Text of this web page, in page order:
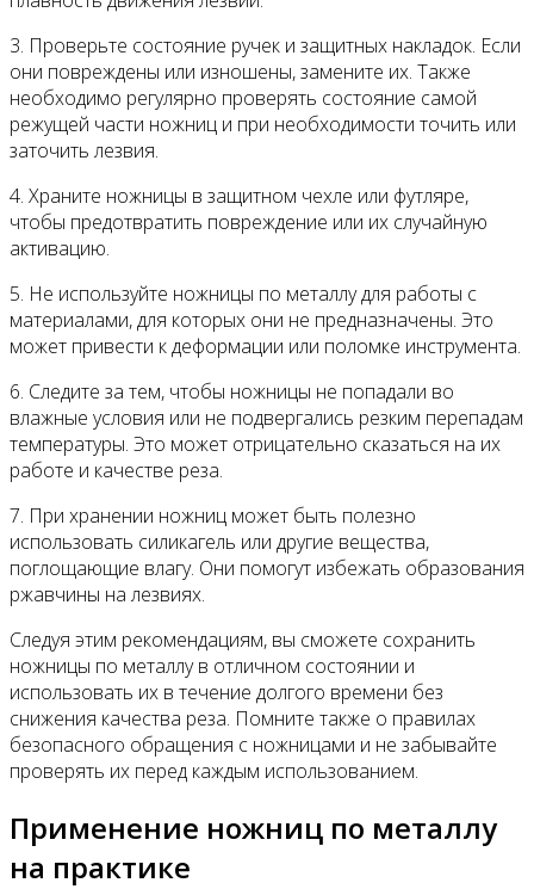
3. Проверьте состояние ручек и защитных накладок. Если
они повреждены или изношены, замените их. Также
необходимо регулярно проверять состояние самой
режущей части ножниц и при необходимости точить или
заточить лезвия.
4. Храните ножницы в защитном чехле или футляре,
чтобы предотвратить повреждение или их случайную
активацию.
5. Не используйте ножницы по металлу для работы с
материалами, для которых они не предназначены. Это
может привести к деформации или поломке инструмента.
6. Следите за тем, чтобы ножницы не попадали во
влажные условия или не подвергались резким перепадам
температуры. Это может отрицательно сказаться на их
работе и качестве реза.
7. При хранении ножниц может быть полезно
использовать силикагель или другие вещества,
поглощающие влагу. Они помогут избежать образования
ржавчины на лезвиях.
Следуя этим рекомендациям, вы сможете сохранить
ножницы по металлу в отличном состоянии и
использовать их в течение долгого времени без
снижения качества реза. Помните также о правилах
безопасного обращения с ножницами и не забывайте
проверять их перед каждым использованием.
Применение ножниц по металлу
на практике